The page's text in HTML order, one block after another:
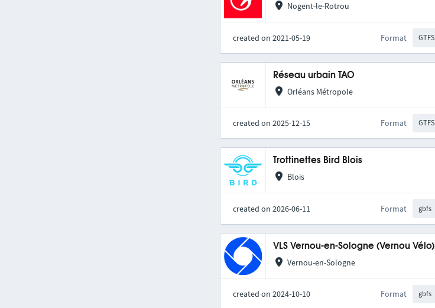
Nogent-le-Rotrou
created on 2021-05-19 Format GTFS
Réseau urbain TAO
Orléans Métropole
created on 2025-12-15 Format GTFS
Trottinettes Bird Blois
Blois
created on 2026-06-11 Format gbfs
VLS Vernou-en-Sologne (Vernou Vélo)
Vernou-en-Sologne
created on 2024-10-10 Format gbfs